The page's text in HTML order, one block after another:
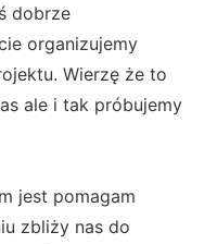
dobrze
organizujemy
Wierzę że to
ale i tak próbujemy
jest pomagam
zbliży nas do